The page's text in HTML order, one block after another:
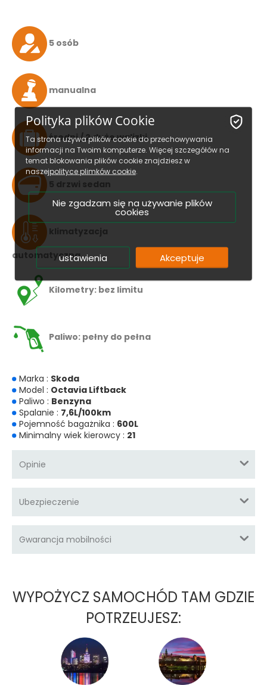
5 osób
manualna
średni / 2 duże walizki
5 drzwi sedan
klimatyzacja
automatyczna
Kilometry: bez limitu
Paliwo: pełny do pełna
Marka : Skoda
Model : Octavia Liftback
Paliwo : Benzyna
Spalanie : 7,6L/100km
Pojemność bagażnika : 600L
Minimalny wiek kierowcy : 21
Opinie
Ubezpieczenie
Gwarancja mobilności
WYPOŻYCZ SAMOCHÓD TAM GDZIE
POTRZEUJESZ:
Polityka plików Cookie
Ta strona używa plików cookie do przechowywania
informacji na Twoim komputerze. Więcej szczegółów na
temat blokowania plików cookie znajdziesz w
naszejpolityce plimków cookie.
Nie zgadzam się na używanie plików
cookies
ustawienia Akceptuje